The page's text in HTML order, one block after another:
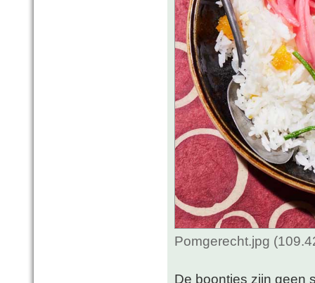
Pomgerecht.jpg
De boontjes zijn geen